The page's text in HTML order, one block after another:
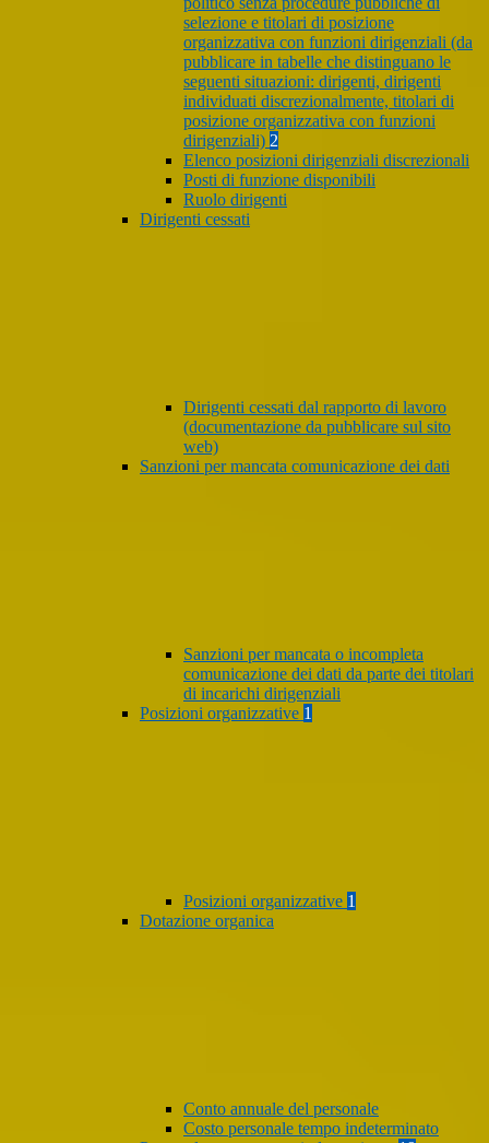
selezione e titolari di posizione
organizzativa con funzioni dirigenziali (da
pubblicare in tabelle che distinguano le
seguenti situazioni: dirigenti, dirigenti
individuati discrezionalmente, titolari di
posizione organizzativa con funzioni
dirigenziali) 2
Elenco posizioni dirigenziali discrezionali
Posti di funzione disponibili
Ruolo dirigenti
Dirigenti cessati
Dirigenti cessati dal rapporto di lavoro
(documentazione da pubblicare sul sito
web)
Sanzioni per mancata comunicazione dei dati
Sanzioni per mancata o incompleta
comunicazione dei dati da parte dei titolari
di incarichi dirigenziali
Posizioni organizzative 1
Posizioni organizzative 1
Dotazione organica
Conto annuale del personale
Costo personale tempo indeterminato